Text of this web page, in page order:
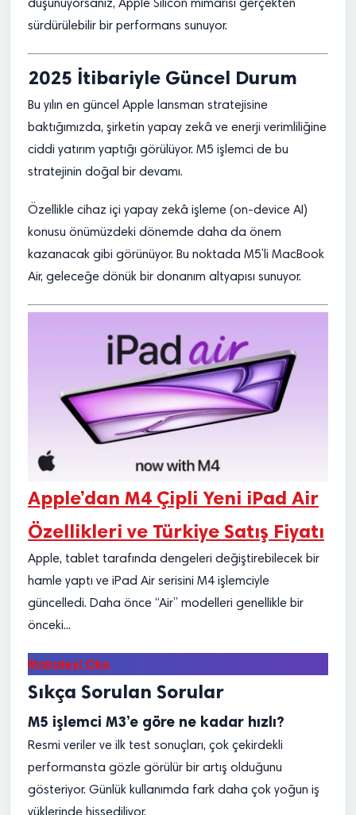
düşünüyorsanız, Apple Silicon mimarisi gerçekten
sürdürülebilir bir performans sunuyor.
2025 İtibariyle Güncel Durum
Bu yılın en güncel Apple lansman stratejisine
baktığımızda, şirketin yapay zekâ ve enerji verimliliğine
ciddi yatırım yaptığı görülüyor. M5 işlemci de bu
stratejinin doğal bir devamı.
Özellikle cihaz içi yapay zekâ işleme (on-device AI)
konusu önümüzdeki dönemde daha da önem
kazanacak gibi görünüyor. Bu noktada M5’li MacBook
Air, geleceğe dönük bir donanım altyapısı sunuyor.
Apple’dan M4 Çipli Yeni iPad Air
Özellikleri ve Türkiye Satış Fiyatı
Apple, tablet tarafında dengeleri değiştirebilecek bir
hamle yaptı ve iPad Air serisini M4 işlemciyle
güncelledi. Daha önce “Air” modelleri genellikle bir
önceki...
Makaleyi Oku
Sıkça Sorulan Sorular
M5 işlemci M3’e göre ne kadar hızlı?
Resmi veriler ve ilk test sonuçları, çok çekirdekli
performansta gözle görülür bir artış olduğunu
gösteriyor. Günlük kullanımda fark daha çok yoğun iş
yüklerinde hissediliyor.